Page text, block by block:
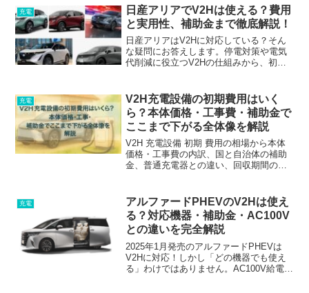
羅。
充電
日産アリアでV2Hは使える？費用
と実用性、補助金まで徹底解説！
日産アリアはV2Hに対応している？そん
な疑問にお答えします。停電対策や電気
代削減に役立つV2Hの仕組みから、初期
いる方は必見です。
充電
V2H充電設備の初期費用はいく
ら？本体価格・工事費・補助金で
ここまで下がる全体像を解説
V2H 充電設備 初期 費用の相場から本体
価格・工事費の内訳、国と自治体の補助
金、普通充電器との違い、回収期間の目
充電
アルファードPHEVのV2Hは使え
る？対応機器・補助金・AC100V
との違いを完全解説
2025年1月発売のアルファードPHEVは
V2Hに対応！しかし「どの機器でも使え
る」わけではありません。AC100V給電と